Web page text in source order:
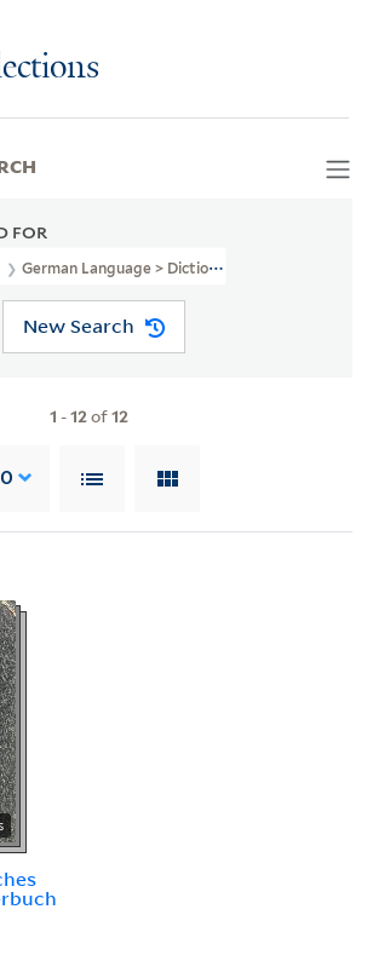
FOR
German Language > Dictionaries
New Search
1 -12of12